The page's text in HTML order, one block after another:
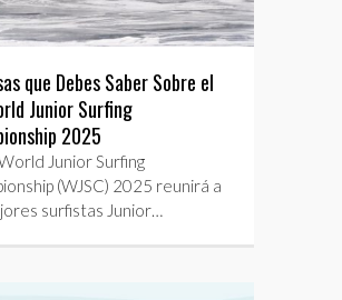
que Debes Saber Sobre el
Junior Surfing
2025
Junior Surfing
(WJSC) 2025 reunirá a
surfistas Junior…